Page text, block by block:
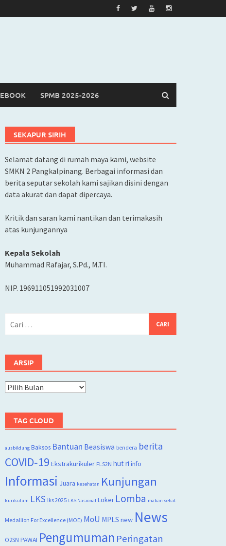
EBOOK SPMB 2025-2026
SEKAPUR SIRIH
Selamat datang di rumah maya kami, website
SMKN 2 Pangkalpinang. Berbagai informasi dan
berita seputar sekolah kami sajikan disini dengan
data akurat dan dapat dipercaya.
Kritik dan saran kami nantikan dan terimakasih
atas kunjungannya
Kepala Sekolah
Muhammad Rafajar, S.Pd., M.TI.
NIP. 196911051992031007
ARSIP
Arsip
TAG CLOUD
ausbildung Baksos Bantuan Beasiswa bendera berita
COVID-19 Ekstrakurikuler FLS2N hut ri info
Informasi Juara kesehatan Kunjungan
kurikulum LKS lks 2025 LKS Nasional Loker Lomba makan sehat
Medallion For Excellence (MOE) MoU MPLS new News
O2SN PAWAI Pengumuman Peringatan